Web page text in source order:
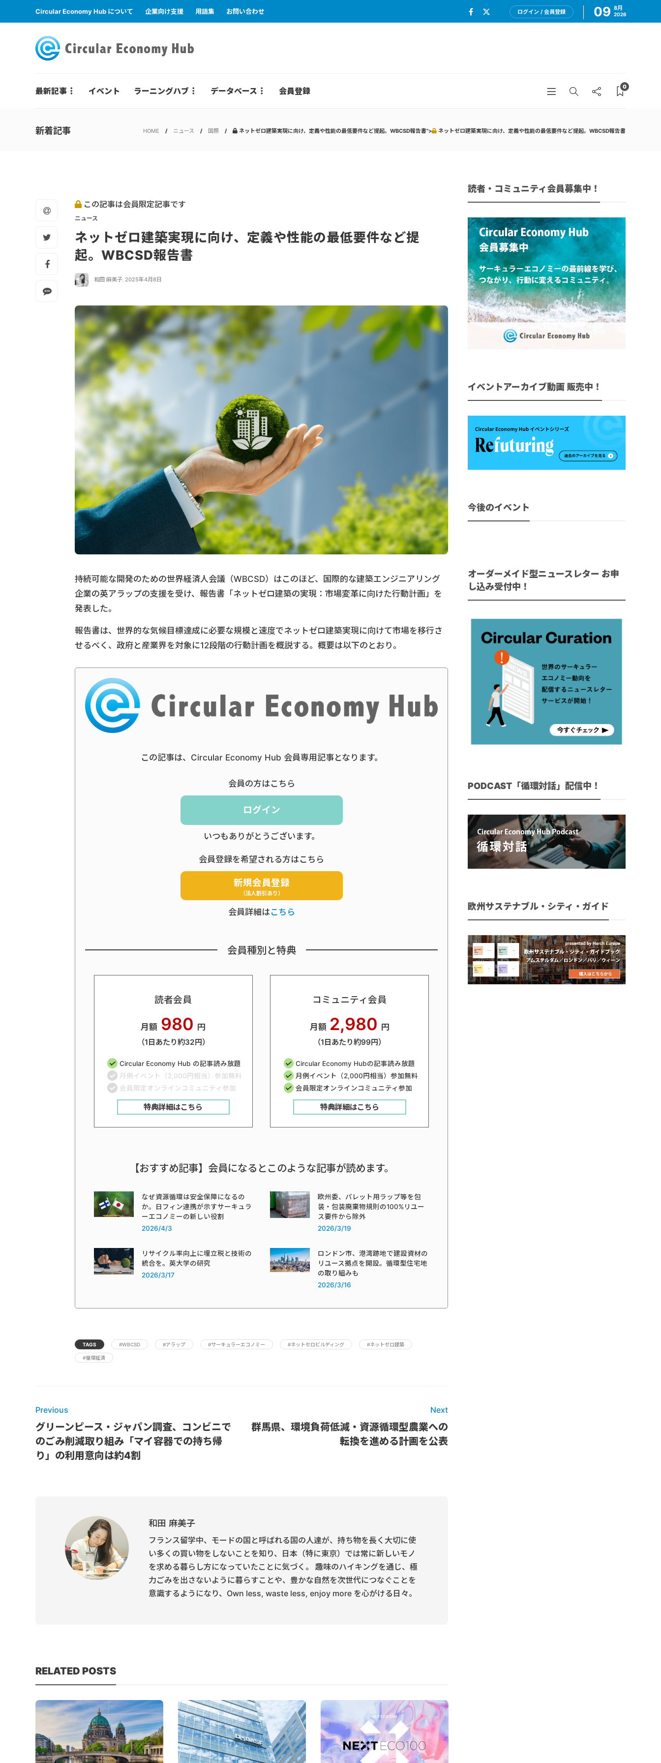
Circular Economy Hub について 企業向け支援 用語集 お問い合わせ ログイン / 会員登録 09 8月
2026
最新記事 イベント ラーニングハブ データベース 会員登録 0
新着記事 HOME ニュース 国際 ネットゼロ建築実現に向け、定義や性能の最低要件など提起。WBCSD報告書"> ネットゼロ建築実現に向け、定義や性能の最低要件など提起。WBCSD報告書
この記事は会員限定記事です
ニュース
ネットゼロ建築実現に向け、定義や性能の最低要件など提
起。WBCSD報告書
和田 麻美子, 2025年4月8日
持続可能な開発のための世界経済人会議（WBCSD）はこのほど、国際的な建築エンジニアリング
企業の英アラップの支援を受け、報告書「ネットゼロ建築の実現：市場変革に向けた行動計画」を
発表した。
報告書は、世界的な気候目標達成に必要な規模と速度でネットゼロ建築実現に向けて市場を移行さ
せるべく、政府と産業界を対象に12段階の行動計画を概説する。概要は以下のとおり。
この記事は、Circular Economy Hub 会員専用記事となります。
会員の方はこちら
ログイン
いつもありがとうございます。
会員登録を希望される方はこちら
新規会員登録
（法人割引あり）
会員詳細はこちら
会員種別と特典
読者会員
月額 980 円
（1日あたり約32円）
Circular Economy Hub の記事読み放題
月例イベント（2,000円相当）参加無料
会員限定オンラインコミュニティ参加
特典詳細はこちら
コミュニティ会員
月額 2,980 円
（1日あたり約99円）
Circular Economy Hubの記事読み放題
月例イベント（2,000円相当）参加無料
会員限定オンラインコミュニティ参加
特典詳細はこちら
【おすすめ記事】会員になるとこのような記事が読めます。
なぜ資源循環は安全保障になるの
か。日フィン連携が示すサーキュラ
ーエコノミーの新しい役割
2026/4/3
欧州委、パレット用ラップ等を包
装・包装廃棄物規則の100%リユー
ス要件から除外
2026/3/19
リサイクル率向上に埋立税と技術の
統合を。英大学の研究
2026/3/17
ロンドン市、港湾跡地で建設資材の
リユース拠点を開設。循環型住宅地
の取り組みも
2026/3/16
TAGS #WBCSD #アラップ #サーキュラーエコノミー #ネットセロビルディング #ネットゼロ建築
#循環経済
Previous
グリーンピース・ジャパン調査、コンビニで
のごみ削減取り組み「マイ容器での持ち帰
り」の利用意向は約4割
Next
群馬県、環境負荷低減・資源循環型農業への
転換を進める計画を公表
和田 麻美子
フランス留学中、モードの国と呼ばれる国の人達が、持ち物を長く大切に使
い多くの買い物をしないことを知り、日本（特に東京）では常に新しいモノ
を求める暮らし方になっていたことに気づく。 趣味のハイキングを通じ、極
力ごみを出さないように暮らすことや、豊かな自然を次世代につなぐことを
意識するようになり、Own less, waste less, enjoy more を心がける日々。
RELATED POSTS
読者・コミュニティ会員募集中！
イベントアーカイブ動画 販売中！
今後のイベント
オーダーメイド型ニュースレター お申
し込み受付中！
PODCAST「循環対話」配信中！
欧州サステナブル・シティ・ガイド